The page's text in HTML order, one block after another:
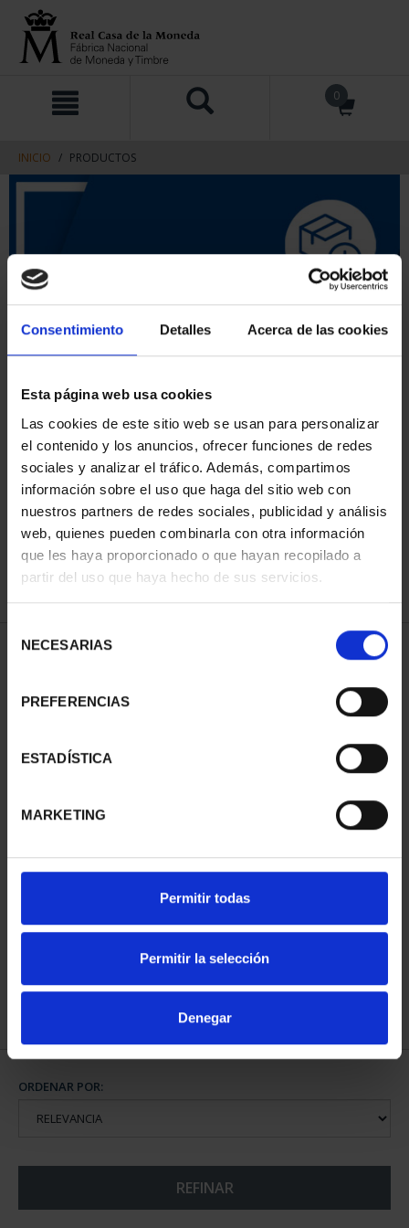
Consentimiento Detalles Acerca de las cookies
Esta página web usa cookies
Las cookies de este sitio web se usan para personalizar
el contenido y los anuncios, ofrecer funciones de redes
sociales y analizar el tráfico. Además, compartimos
información sobre el uso que haga del sitio web con
nuestros partners de redes sociales, publicidad y análisis
web, quienes pueden combinarla con otra información
que les haya proporcionado o que hayan recopilado a
partir del uso que haya hecho de sus servicios.
NECESARIAS
PREFERENCIAS
ESTADÍSTICA
MARKETING
Permitir todas
Permitir la selección
Denegar
contenido
navegacin
0
INICIO PRODUCTOS
ORDENAR POR:
REFINAR
1 Productos encontrados
CAPITALES ESPAÑOLAS
73,00 €
ORDENAR POR:
REFINAR